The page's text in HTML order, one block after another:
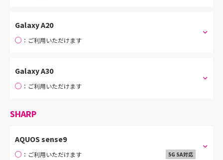
Galaxy A20
○ ：ご利用いただけます
Galaxy A30
○ ：ご利用いただけます
SHARP
AQUOS sense9
○ ：ご利用いただけます 5G SA対応